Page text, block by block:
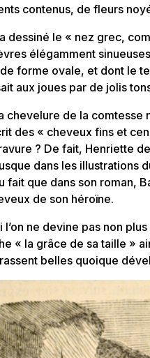
contenus, de fleurs
dessiné le « nez grec,
élégamment
forme ovale, et dont le
aux joues par de jolis
chevelure de la
des « cheveux fins et
? De fait, Henriette
dans les illustrations
fait que dans son roman,
de son héroïne.
l’on ne devine pas non
« la grâce de sa taille »
belles quoique